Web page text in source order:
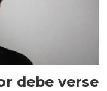
debe verse